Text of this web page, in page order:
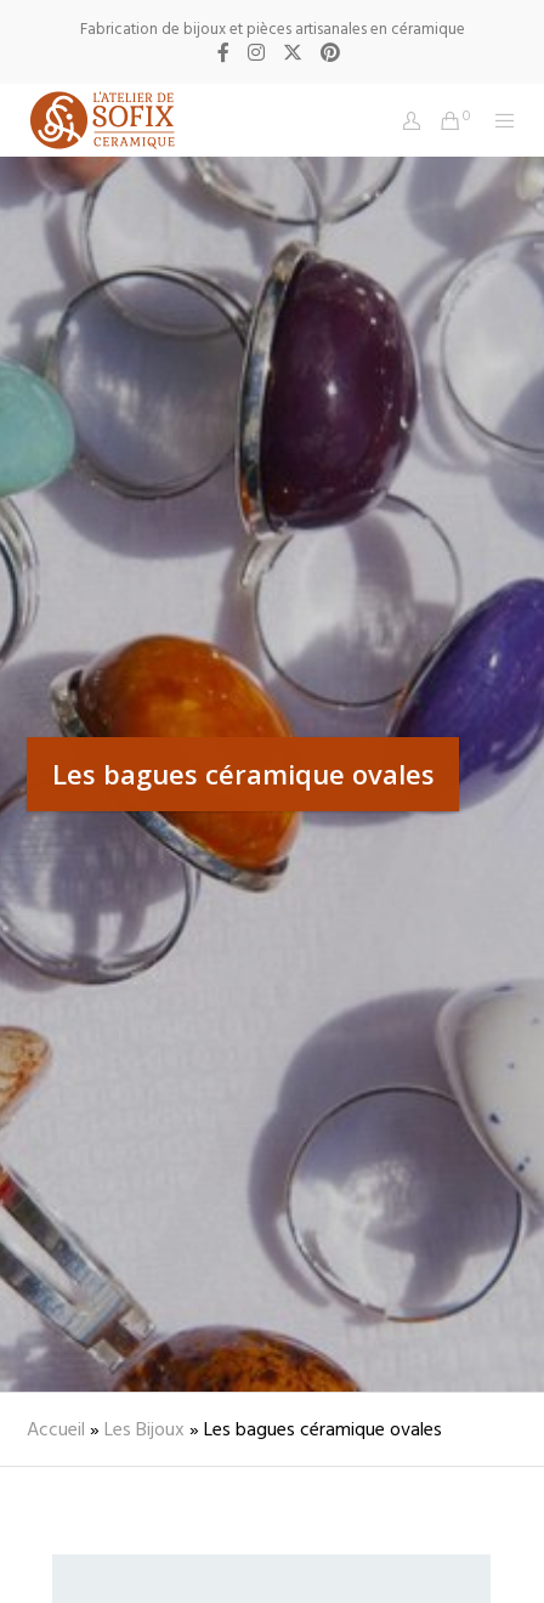
Fabrication de bijoux et pièces artisanales en céramique
0
Les bagues céramique ovales
Accueil»Les Bijoux»Les bagues céramique ovales